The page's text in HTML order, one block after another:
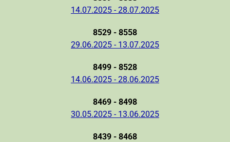
14.07.2025 - 28.07.2025
8529 - 8558
29.06.2025 - 13.07.2025
8499 - 8528
14.06.2025 - 28.06.2025
8469 - 8498
30.05.2025 - 13.06.2025
8439 - 8468